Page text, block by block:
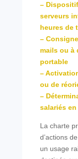
–
serveurs
heures de
–
mails ou à
portable
–
ou de
–
salariés
La charte
d’actions
un usage